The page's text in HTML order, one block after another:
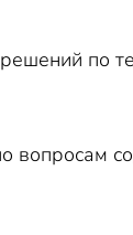
по
вопросам